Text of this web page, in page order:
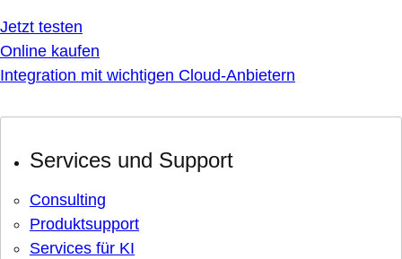
Jetzt testen
Online kaufen
Integration mit wichtigen Cloud-Anbietern
Services und Support
Consulting
Produktsupport
Services für KI